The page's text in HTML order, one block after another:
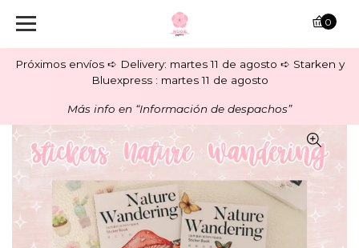
Próximos envíos ➪ Delivery: martes 11 de agosto ➪ Starken y
Bluexpress : martes 11 de agosto
Más info en “Información de despachos”
0